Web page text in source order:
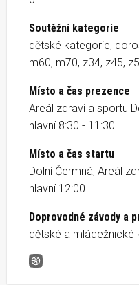
Soutěžní kategorie
dětské kategorie,
m60, m70, z34, z45,
Místo a čas prezence
Areál zdraví a sportu
hlavní 8:30 - 11:30
Místo a čas startu
Dolní Čermná, Areál
hlavní 12:00
Doprovodné závody a
dětské a mládežnické
Běh přes Červený vrch